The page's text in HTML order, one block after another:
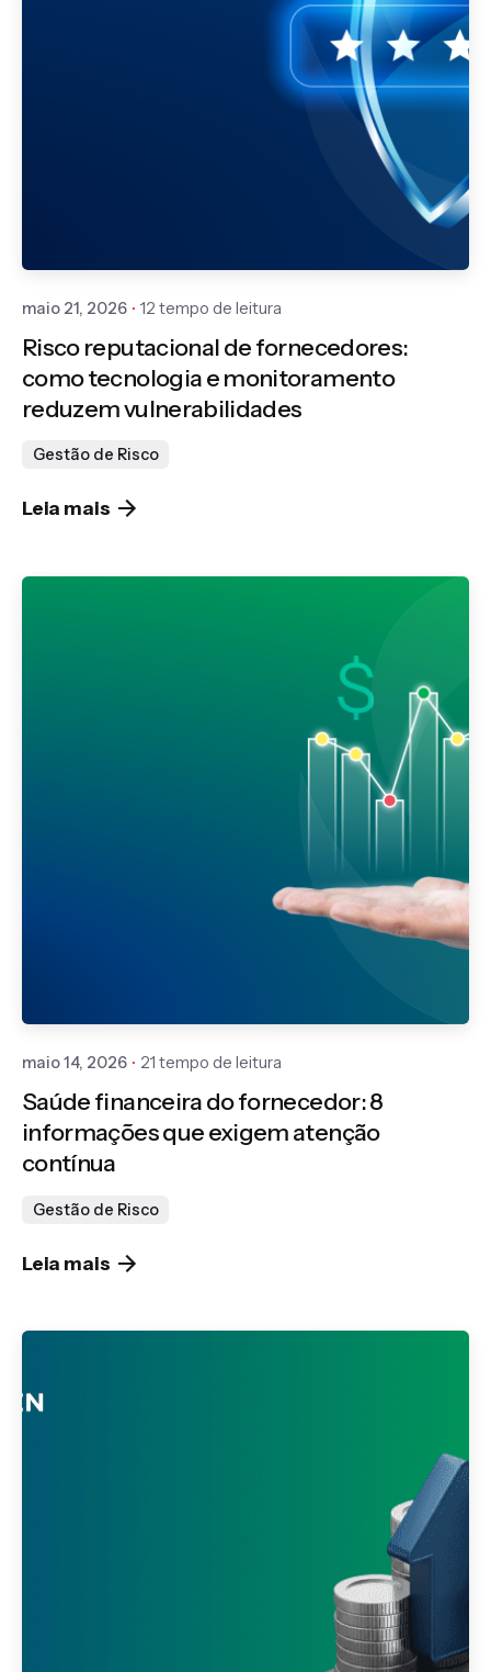
maio 21, 2026 12 tempo de leitura
Risco reputacional de fornecedores:
como tecnologia e monitoramento
reduzem vulnerabilidades
Gestão de Risco
Leia mais
maio 14, 2026 21 tempo de leitura
Saúde financeira do fornecedor: 8
informações que exigem atenção
contínua
Gestão de Risco
Leia mais